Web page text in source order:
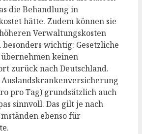
die Behandlung in
hätte. Zudem können sie
Verwaltungskosten
wichtig: Gesetzliche
keinen
zurück nach Deutschland.
Auslandskrankenversicherung
pro Tag) grundsätzlich auch
sinnvoll. Das gilt je nach
ebenso für